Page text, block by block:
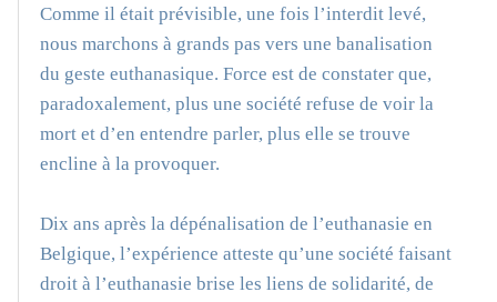
Comme il était prévisible, une fois l’interdit levé,
nous marchons à grands pas vers une banalisation
du geste euthanasique. Force est de constater que,
paradoxalement, plus une société refuse de voir la
mort et d’en entendre parler, plus elle se trouve
encline à la provoquer.
Dix ans après la dépénalisation de l’euthanasie en
Belgique, l’expérience atteste qu’une société faisant
droit à l’euthanasie brise les liens de solidarité, de